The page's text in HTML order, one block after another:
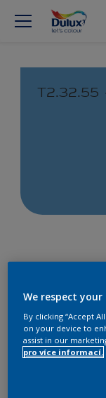
T2.32.55
Najít
We respect your
By clicking “Accept
on your device to
assist in our
pro více informací.